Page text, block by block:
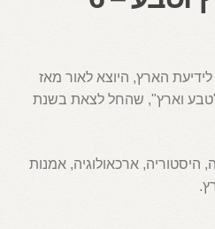
הארץ, היוצא לאור מאז
"טבע וארץ", שהחל לצאת בשנת
היסטוריה, ארכאולוגיה, אמנות